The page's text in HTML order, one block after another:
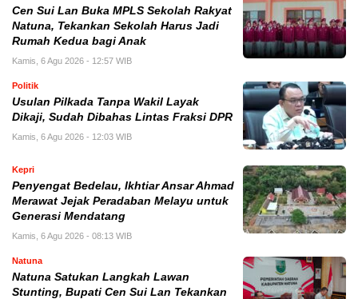
Cen Sui Lan Buka MPLS Sekolah Rakyat
Natuna, Tekankan Sekolah Harus Jadi
Rumah Kedua bagi Anak
Kamis, 6 Agu 2026 - 12:57 WIB
Politik
Usulan Pilkada Tanpa Wakil Layak
Dikaji, Sudah Dibahas Lintas Fraksi DPR
Kamis, 6 Agu 2026 - 12:03 WIB
Kepri
Penyengat Bedelau, Ikhtiar Ansar Ahmad
Merawat Jejak Peradaban Melayu untuk
Generasi Mendatang
Kamis, 6 Agu 2026 - 08:13 WIB
Natuna
Natuna Satukan Langkah Lawan
Stunting, Bupati Cen Sui Lan Tekankan